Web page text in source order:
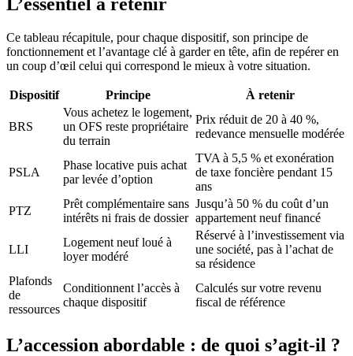
Ce tableau récapitule, pour chaque dispositif, son principe de
fonctionnement et l’avantage clé à garder en tête, afin de repérer en
un coup d’œil celui qui correspond le mieux à votre situation.
Dispositif Principe À retenir
BRS
Vous achetez le logement,
un OFS reste propriétaire
du terrain
Prix réduit de 20 à 40 %,
redevance mensuelle modérée
PSLA
Phase locative puis achat
par levée d’option
TVA à 5,5 % et exonération
de taxe foncière pendant 15
ans
PTZ
Prêt complémentaire sans
intérêts ni frais de dossier
Jusqu’à 50 % du coût d’un
appartement neuf financé
LLI
Logement neuf loué à
loyer modéré
Réservé à l’investissement via
une société, pas à l’achat de
sa résidence
Plafonds
de
ressources
Conditionnent l’accès à
chaque dispositif
Calculés sur votre revenu
fiscal de référence
L’accession abordable : de quoi s’agit-il ?